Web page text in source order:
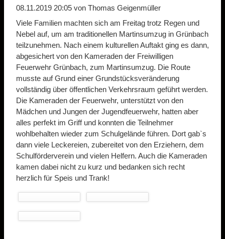
08.11.2019 20:05 von Thomas Geigenmüller
Viele Familien machten sich am Freitag trotz Regen und
Nebel auf, um am traditionellen Martinsumzug in Grünbach
teilzunehmen. Nach einem kulturellen Auftakt ging es dann,
abgesichert von den Kameraden der Freiwilligen
Feuerwehr Grünbach, zum Martinsumzug. Die Route
musste auf Grund einer Grundstücksveränderung
vollständig über öffentlichen Verkehrsraum geführt werden.
Die Kameraden der Feuerwehr, unterstützt von den
Mädchen und Jungen der Jugendfeuerwehr, hatten aber
alles perfekt im Griff und konnten die Teilnehmer
wohlbehalten wieder zum Schulgelände führen. Dort gab`s
dann viele Leckereien, zubereitet von den Erziehern, dem
Schulförderverein und vielen Helfern. Auch die Kameraden
kamen dabei nicht zu kurz und bedanken sich recht
herzlich für Speis und Trank!